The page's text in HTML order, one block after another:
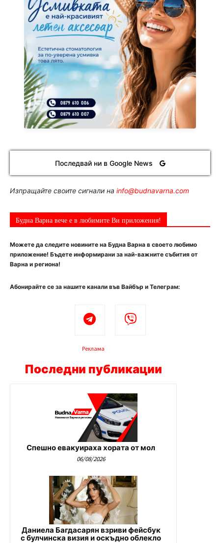
Последвай ни в Google News
Изпращайте своите сигнали на info@budnavarna.com
Будна Варна вече е в любимите Ви приложения!
Можете да следите новините на Будна Варна в своето любимо
приложение! Бъдете информирани за най-важните събития от
Варна и региона!
Абонирайте се за нашите канали във Вайбър и Телеграм:
Реклама
Последни публикации
Спешно евакуираха хората от мол
06/08/2026
Даниела Багдасарян взриви фейсбук
с булчинска визия и оскъдно облекло